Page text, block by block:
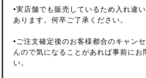
•実店舗でも販売しているため入れ違
あります。何卒ご了承ください。
•ご注文確定後のお客様都合のキャン
んので気になることがあれば事前にお
い。